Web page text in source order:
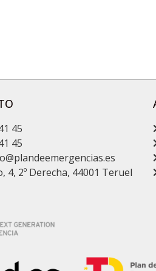
45
45
4, 2º Derecha, 44001 Teruel